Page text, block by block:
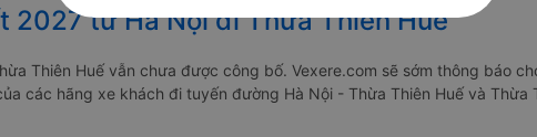
2027 từ Hà Nội đi Thừa Thiên Huế
Thiên Huế vẫn chưa được công bố. Vexere.com sẽ sớm thông báo
các hãng xe khách đi tuyến đường Hà Nội - Thừa Thiên Huế và Thừa